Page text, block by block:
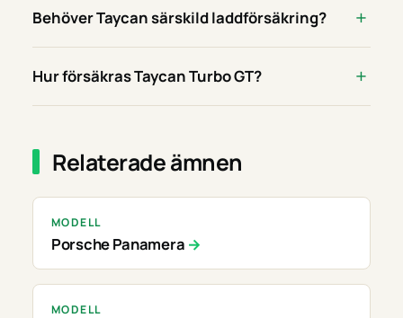
Behöver Taycan särskild laddförsäkring?
Hur försäkras Taycan Turbo GT?
Relaterade ämnen
MODELL
Porsche Panamera
MODELL